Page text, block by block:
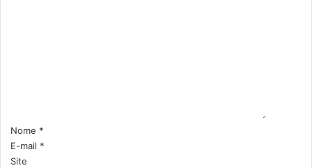
a
i
o
*
Nome *
E-mail *
Site